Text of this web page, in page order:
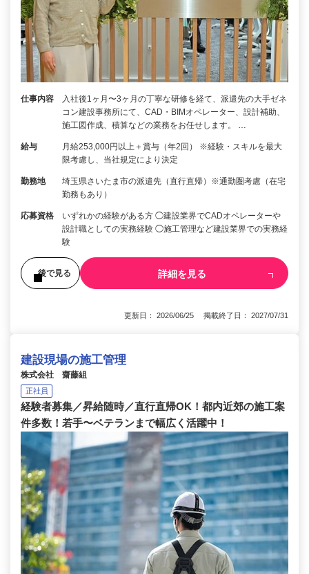
仕事内容
入社後1ヶ月〜3ヶ月の丁寧な研修を経て、派遣先の大手ゼネ
コン建設事務所にて、CAD・BIMオペレーター、設計補助、
施工図作成、積算などの業務をお任せします。 …
給与
月給253,000円以上＋賞与（年2回） ※経験・スキルを最大
限考慮し、当社規定により決定
勤務地
埼玉県さいたま市の派遣先（直行直帰）※通勤圏考慮（在宅
勤務もあり）
応募資格
いずれかの経験がある方 ◯建設業界でCADオペレーターや
設計職としての実務経験 ◯施工管理など建設業界での実務経
験
後で見る 詳細を見る
更新日： 2026/06/25 掲載終了日： 2027/07/31
建設現場の施工管理
株式会社 齋藤組
正社員
経験者募集／昇給随時／直行直帰OK！都内近郊の施工案
件多数！若手〜ベテランまで幅広く活躍中！